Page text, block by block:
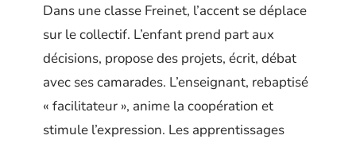
Dans une classe Freinet, l’accent se déplace
sur le collectif. L’enfant prend part aux
décisions, propose des projets, écrit, débat
avec ses camarades. L’enseignant, rebaptisé
« facilitateur », anime la coopération et
stimule l’expression. Les apprentissages